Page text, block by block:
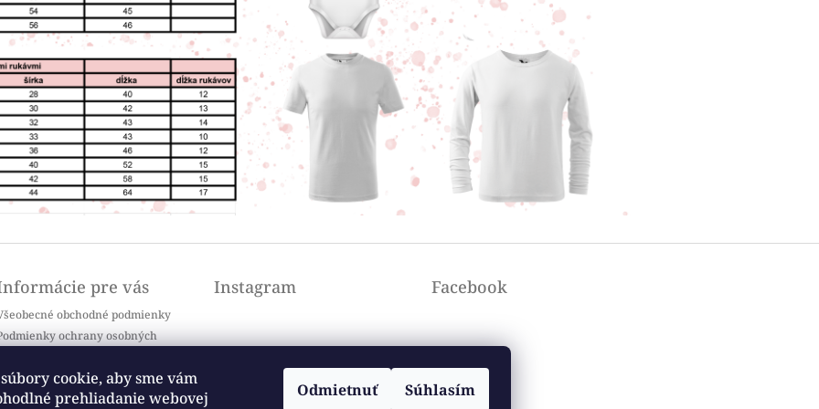
cookie, aby sme vám
prehliadanie webovej
Odmietnuť Súhlasím
pre vás
obchodné podmienky
ochrany osobných
Doprava a platba
Instagram
Sledovať na Instagrame
Facebook